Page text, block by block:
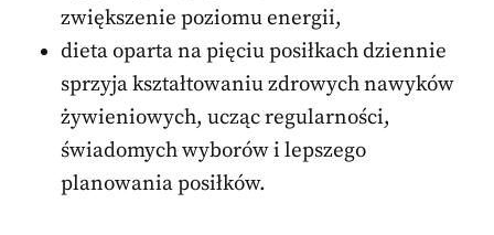
zwiększenie poziomu energii,
dieta oparta na pięciu posiłkach dziennie
sprzyja kształtowaniu zdrowych nawyków
żywieniowych, ucząc regularności,
świadomych wyborów i lepszego
planowania posiłków.